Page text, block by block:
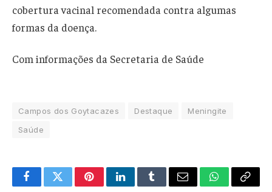
cobertura vacinal recomendada contra algumas
formas da doença.
Com informações da Secretaria de Saúde
Campos dos Goytacazes Destaque
Meningite
Saúde
FacebookTwitterPinterestLinkedInTumblrEmail WhatsApp
Copy